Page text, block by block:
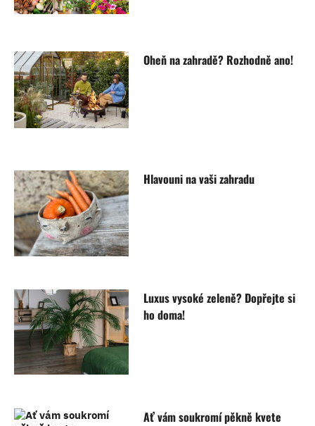
Oheň na zahradě? Rozhodně ano!
Hlavouni na vaši zahradu
Luxus vysoké zeleně? Dopřejte si
ho doma!
Ať vám soukromí pěkně kvete